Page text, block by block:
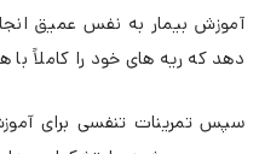
آموزش بیمار به نفس عمیق
دهد که ریه های خود را کاملاً با
سپس تمرینات تنفسی برای